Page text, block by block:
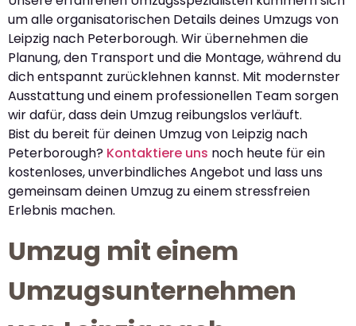
um alle organisatorischen Details deines Umzugs von
Leipzig nach Peterborough. Wir übernehmen die
Planung, den Transport und die Montage, während du
dich entspannt zurücklehnen kannst. Mit modernster
Ausstattung und einem professionellen Team sorgen
wir dafür, dass dein Umzug reibungslos verläuft.
Bist du bereit für deinen Umzug von Leipzig nach
Peterborough? Kontaktiere uns noch heute für ein
kostenloses, unverbindliches Angebot und lass uns
gemeinsam deinen Umzug zu einem stressfreien
Erlebnis machen.
Umzug mit einem
Umzugsunternehmen